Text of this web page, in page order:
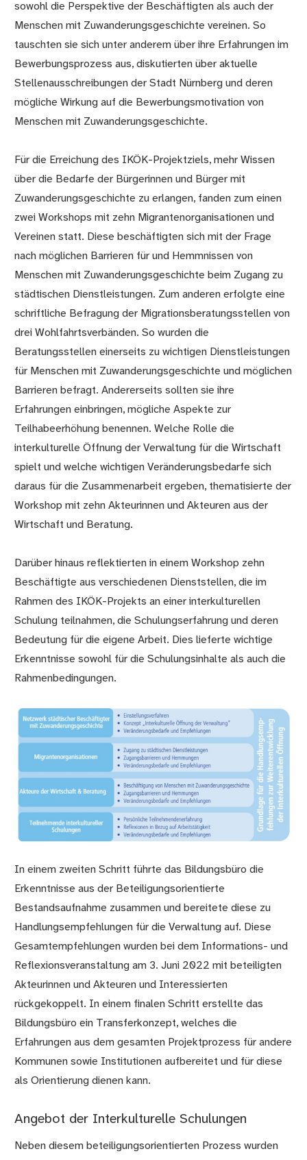
sowohl die Perspektive der Beschäftigten als auch der
Menschen mit Zuwanderungsgeschichte vereinen. So
tauschten sie sich unter anderem über ihre Erfahrungen im
Bewerbungsprozess aus, diskutierten über aktuelle
Stellenausschreibungen der Stadt Nürnberg und deren
mögliche Wirkung auf die Bewerbungsmotivation von
Menschen mit Zuwanderungsgeschichte.
Für die Erreichung des IKÖK-Projektziels, mehr Wissen
über die Bedarfe der Bürgerinnen und Bürger mit
Zuwanderungsgeschichte zu erlangen, fanden zum einen
zwei Workshops mit zehn Migrantenorganisationen und
Vereinen statt. Diese beschäftigten sich mit der Frage
nach möglichen Barrieren für und Hemmnissen von
Menschen mit Zuwanderungsgeschichte beim Zugang zu
städtischen Dienstleistungen. Zum anderen erfolgte eine
schriftliche Befragung der Migrationsberatungsstellen von
drei Wohlfahrtsverbänden. So wurden die
Beratungsstellen einerseits zu wichtigen Dienstleistungen
für Menschen mit Zuwanderungsgeschichte und möglichen
Barrieren befragt. Andererseits sollten sie ihre
Erfahrungen einbringen, mögliche Aspekte zur
Teilhabeerhöhung benennen. Welche Rolle die
interkulturelle Öffnung der Verwaltung für die Wirtschaft
spielt und welche wichtigen Veränderungsbedarfe sich
daraus für die Zusammenarbeit ergeben, thematisierte der
Workshop mit zehn Akteurinnen und Akteuren aus der
Wirtschaft und Beratung.
Darüber hinaus reflektierten in einem Workshop zehn
Beschäftigte aus verschiedenen Dienststellen, die im
Rahmen des IKÖK-Projekts an einer interkulturellen
Schulung teilnahmen, die Schulungserfahrung und deren
Bedeutung für die eigene Arbeit. Dies lieferte wichtige
Erkenntnisse sowohl für die Schulungsinhalte als auch die
Rahmenbedingungen.
In einem zweiten Schritt führte das Bildungsbüro die
Erkenntnisse aus der Beteiligungsorientierte
Bestandsaufnahme zusammen und bereitete diese zu
Handlungsempfehlungen für die Verwaltung auf. Diese
Gesamtempfehlungen wurden bei dem Informations- und
Reflexionsveranstaltung am 3. Juni 2022 mit beteiligten
Akteurinnen und Akteuren und Interessierten
rückgekoppelt. In einem finalen Schritt erstellte das
Bildungsbüro ein Transferkonzept, welches die
Erfahrungen aus dem gesamten Projektprozess für andere
Kommunen sowie Institutionen aufbereitet und für diese
als Orientierung dienen kann.
Angebot der Interkulturelle Schulungen
Neben diesem beteiligungsorientierten Prozess wurden